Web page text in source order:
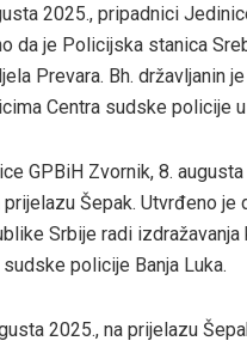
2025., pripadnici
da je Policijska stanica
Prevara. Bh. državljanin
Centra sudske policije
GPBiH Zvornik, 8.
prijelazu Šepak. Utvrđeno
Srbije radi
policije Banja Luka.
2025., na prijelazu